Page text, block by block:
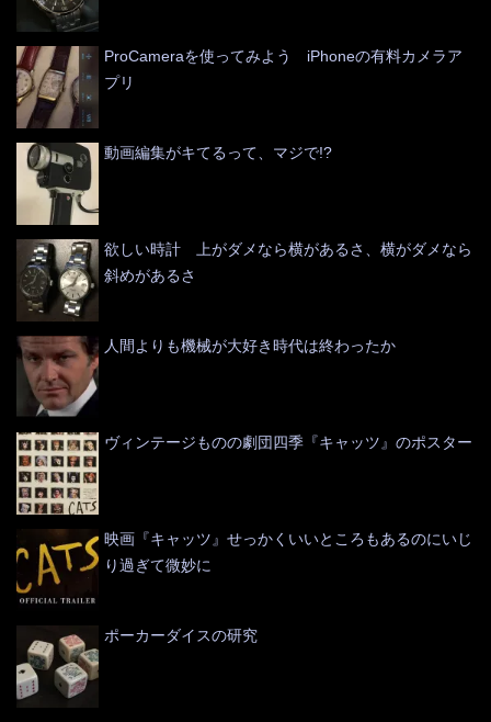
ProCameraを使ってみよう iPhoneの有料カメラア
プリ
動画編集がキてるって、マジで!?
欲しい時計 上がダメなら横があるさ、横がダメなら
斜めがあるさ
人間よりも機械が大好き時代は終わったか
ヴィンテージものの劇団四季『キャッツ』のポスター
映画『キャッツ』せっかくいいところもあるのにいじ
り過ぎて微妙に
ポーカーダイスの研究